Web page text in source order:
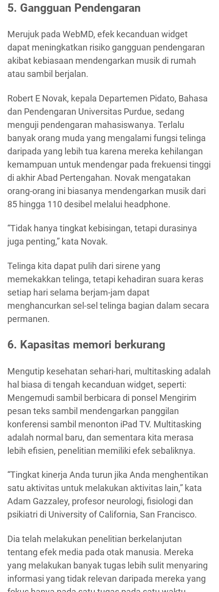
5. Gangguan Pendengaran
Merujuk pada WebMD, efek kecanduan widget
dapat meningkatkan risiko gangguan pendengaran
akibat kebiasaan mendengarkan musik di rumah
atau sambil berjalan.
Robert E Novak, kepala Departemen Pidato, Bahasa
dan Pendengaran Universitas Purdue, sedang
menguji pendengaran mahasiswanya. Terlalu
banyak orang muda yang mengalami fungsi telinga
daripada yang lebih tua karena mereka kehilangan
kemampuan untuk mendengar pada frekuensi tinggi
di akhir Abad Pertengahan. Novak mengatakan
orang-orang ini biasanya mendengarkan musik dari
85 hingga 110 desibel melalui headphone.
“Tidak hanya tingkat kebisingan, tetapi durasinya
juga penting,” kata Novak.
Telinga kita dapat pulih dari sirene yang
memekakkan telinga, tetapi kehadiran suara keras
setiap hari selama berjam-jam dapat
menghancurkan sel-sel telinga bagian dalam secara
permanen.
6. Kapasitas memori berkurang
Mengutip kesehatan sehari-hari, multitasking adalah
hal biasa di tengah kecanduan widget, seperti:
Mengemudi sambil berbicara di ponsel Mengirim
pesan teks sambil mendengarkan panggilan
konferensi sambil menonton iPad TV. Multitasking
adalah normal baru, dan sementara kita merasa
lebih efisien, penelitian memiliki efek sebaliknya.
“Tingkat kinerja Anda turun jika Anda menghentikan
satu aktivitas untuk melakukan aktivitas lain,” kata
Adam Gazzaley, profesor neurologi, fisiologi dan
psikiatri di University of California, San Francisco.
Dia telah melakukan penelitian berkelanjutan
tentang efek media pada otak manusia. Mereka
yang melakukan banyak tugas lebih sulit menyaring
informasi yang tidak relevan daripada mereka yang